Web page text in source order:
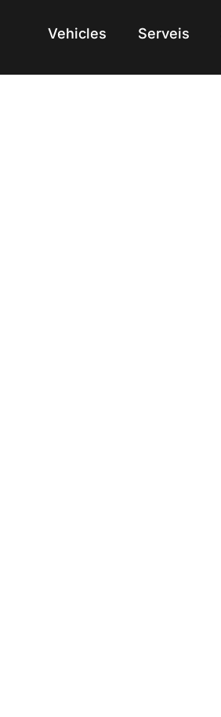
Vehicles Serveis
Vehicles Serveis